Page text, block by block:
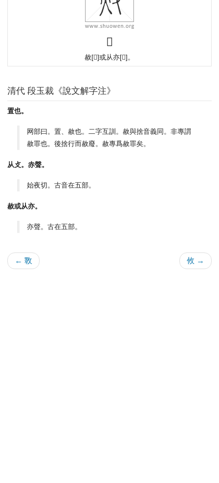
𢼜
赦[𢽀]或从亦[𡗕]。
清代 段玉裁《說文解字注》
置也。
网部曰。置、赦也。二字互訓。赦與捨音義同。非專謂
赦罪也。後捨行而赦廢。赦專爲赦罪矣。
从攴。赤聲。
始夜切。古音在五部。
赦或从亦。
亦聲。古在五部。
← 斁 攸 →